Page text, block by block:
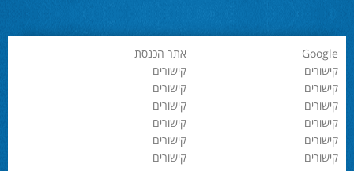
Google אתר הכנסת
קישורים קישורים
קישורים קישורים
קישורים קישורים
קישורים קישורים
קישורים קישורים
קישורים קישורים